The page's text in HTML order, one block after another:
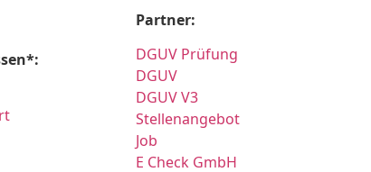
Partner:
DGUV Prüfung
DGUV
DGUV V3
Stellenangebot
Job
E Check GmbH